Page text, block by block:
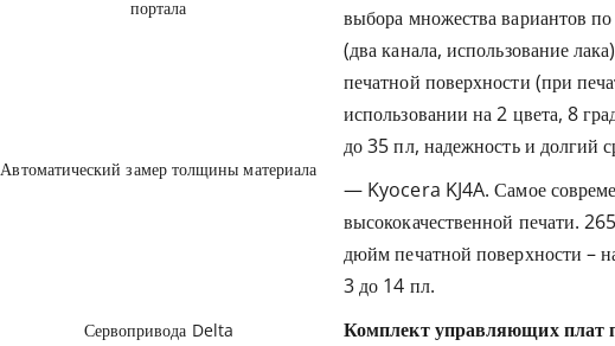
портала
Автоматический замер толщины материала
Сервопривода Delta
выбора множества вариантов
(два канала, использование
печатной поверхности (при
использовании на 2 цвета, 8
до 35 пл, надежность и долгий
— Kyocera KJ4A. Самое
высококачественной печати.
дюйм печатной поверхности –
3 до 14 пл.
Комплект управляющих плат